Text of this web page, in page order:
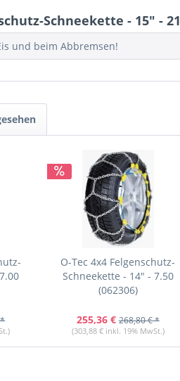
Schneekette - 15" -
und beim Abbremsen!
O-Tec 4x4 Felgenschutz-
Schneekette - 14" - 7.50
(062306)
255,36 € 268,80 € *
(303,88 € inkl. 19% MwSt.)